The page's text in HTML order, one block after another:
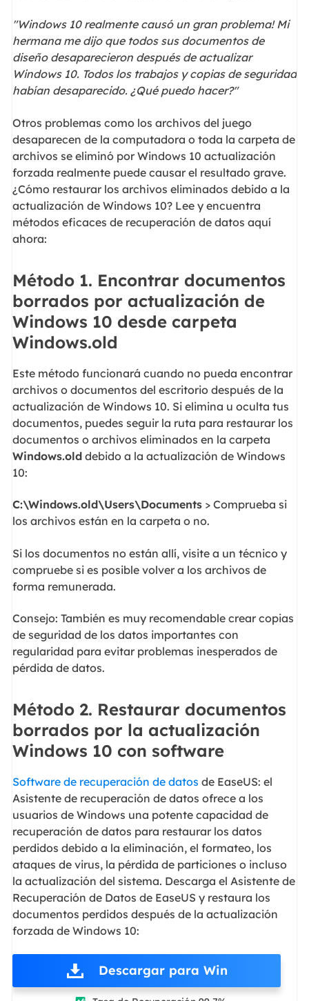
"Windows 10 realmente causó un gran problema! Mi
hermana me dijo que todos sus documentos de
diseño desaparecieron después de actualizar
Windows 10. Todos los trabajos y copias de seguridad
habían desaparecido. ¿Qué puedo hacer?"
Otros problemas como los archivos del juego
desaparecen de la computadora o toda la carpeta de
archivos se eliminó por Windows 10 actualización
forzada realmente puede causar el resultado grave.
¿Cómo restaurar los archivos eliminados debido a la
actualización de Windows 10? Lee y encuentra
métodos eficaces de recuperación de datos aquí
ahora:
Método 1. Encontrar documentos
borrados por actualización de
Windows 10 desde carpeta
Windows.old
Este método funcionará cuando no pueda encontrar
archivos o documentos del escritorio después de la
actualización de Windows 10. Si elimina u oculta tus
documentos, puedes seguir la ruta para restaurar los
documentos o archivos eliminados en la carpeta
Windows.olddebido a la actualización de Windows
10:
C:\Windows.old\Users\Documents> Comprueba si
los archivos están en la carpeta o no.
Si los documentos no están allí, visite a un técnico y
compruebe si es posible volver a los archivos de
forma remunerada.
Consejo: También es muy recomendable crear copias
de seguridad de los datos importantes con
regularidad para evitar problemas inesperados de
pérdida de datos.
Método 2. Restaurar documentos
borrados por la actualización
Windows 10 con software
Software de recuperación de datos de EaseUS: el
Asistente de recuperación de datos ofrece a los
usuarios de Windows una potente capacidad de
recuperación de datos para restaurar los datos
perdidos debido a la eliminación, el formateo, los
ataques de virus, la pérdida de particiones o incluso
la actualización del sistema. Descarga el Asistente de
Recuperación de Datos de EaseUS y restaura los
documentos perdidos después de la actualización
forzada de Windows 10:
Descargar para Win